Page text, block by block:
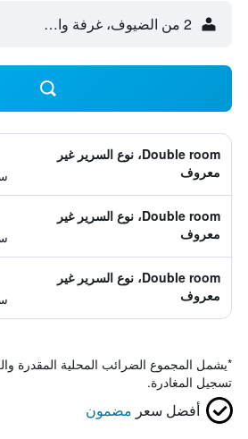
2 من الضيوف، غرفة واحدة
Double room، نوع السرير غير
معروف
Double room، نوع السرير غير
معروف
Double room، نوع السرير غير
معروف
*يشمل المجموع الضرائب المحلية المقدرة
تسجيل المغادرة.
أفضل سعر مضمون